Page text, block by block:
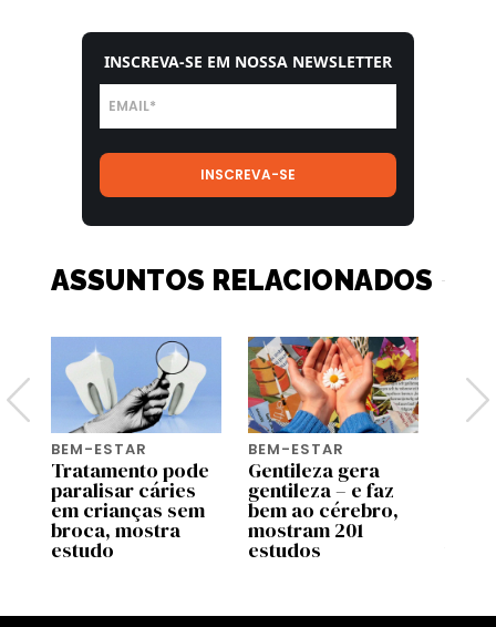
INSCREVA-SE EM NOSSA NEWSLETTER
ASSUNTOS RELACIONADOS
BEM-ESTAR
Tratamento pode
paralisar cáries
em crianças sem
broca, mostra
estudo
BEM-ESTAR
Gentileza gera
gentileza – e faz
bem ao cérebro,
mostram 201
estudos